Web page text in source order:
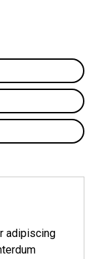
adipiscing